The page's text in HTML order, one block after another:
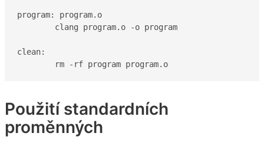
program: program.o
clean:
	rm -rf program program.o
Použití standardních
proměnných